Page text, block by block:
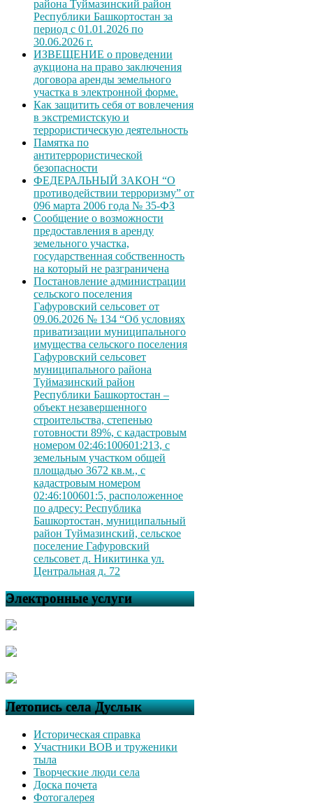
района Туймазинский район
Республики Башкортостан за
период с 01.01.2026 по
30.06.2026 г.
ИЗВЕЩЕНИЕ о проведении
аукциона на право заключения
договора аренды земельного
участка в электронной форме.
Как защитить себя от вовлечения
в экстремистскую и
террористическую деятельность
Памятка по
антитеррористической
безопасности
ФЕДЕРАЛЬНЫЙ ЗАКОН “О
противодействии терроризму” от
096 марта 2006 года № 35-ФЗ
Сообщение о возможности
предоставления в аренду
земельного участка,
государственная собственность
на который не разграничена
Постановление администрации
сельского поселения
Гафуровский сельсовет от
09.06.2026 № 134 “Об условиях
приватизации муниципального
имущества сельского поселения
Гафуровский сельсовет
муниципального района
Туймазинский район
Республики Башкортостан –
объект незавершенного
строительства, степенью
готовности 89%, с кадастровым
номером 02:46:100601:213, с
земельным участком общей
площадью 3672 кв.м., с
кадастровым номером
02:46:100601:5, расположенное
по адресу: Республика
Башкортостан, муниципальный
район Туймазинский, сельское
поселение Гафуровский
сельсовет д. Никитинка ул.
Центральная д. 72
Электронные услуги
Летопись села Дуслык
Историческая справка
Участники ВОВ и труженики
тыла
Творческие люди села
Доска почета
Фотогалерея